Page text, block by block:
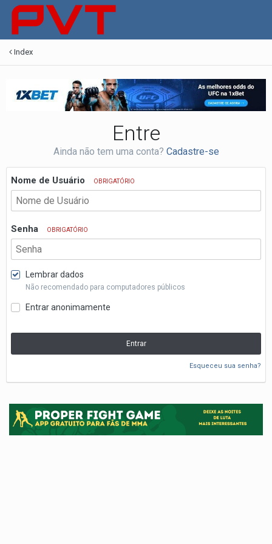
Index
Entre
Ainda não tem uma conta? Cadastre-se
Nome de Usuário OBRIGATÓRIO
Senha OBRIGATÓRIO
Lembrar dados
Não recomendado para computadores públicos
Entrar anonimamente
Entrar
Esqueceu sua senha?